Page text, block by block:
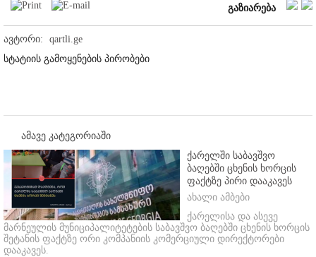
გაზიარება
ავტორი:
qartli.ge
სტატიის გამოყენების პირობები
ამავე კატეგორიაში
ქარელში საბავშვო
ბაღებში ცხენის ხორცის
ფაქტზე პირი დააკავეს
ახალი ამბები
ქარელისა და ასევე
მარნეულის მუნიციპალიტეტების საბავშვო ბაღებში ცხენის ხორცის
შეტანის ფაქტზე ორი კომპანიის კომერციული დირექტორები
დააკავეს.